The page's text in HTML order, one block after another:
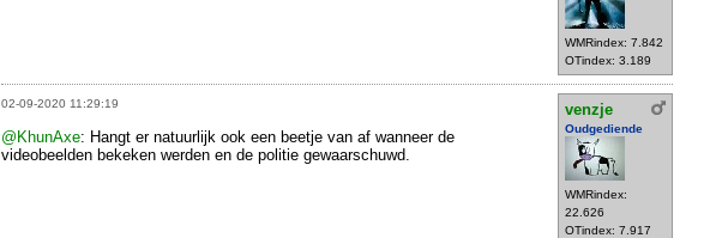
WMRindex: 7.842
OTindex: 3.189
02-09-2020 11:29:19 venzje
Oudgediende
WMRindex:
22.626
OTindex: 7.917
@KhunAxe: Hangt er natuurlijk ook een beetje van af wanneer de
videobeelden bekeken werden en de politie gewaarschuwd.